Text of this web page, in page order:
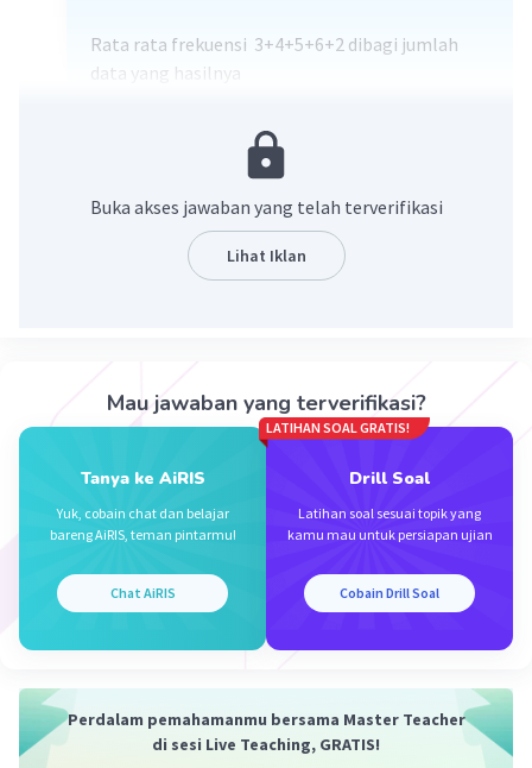
Rata rata frekuensi 3+4+5+6+2 dibagi jumlah
data yang hasilnya
Jadi rata rata frekuensi adalah 4
Maaf klo tidak membantu ya
·5.0
Iklan
Buka akses jawaban yang telah terverifikasi
Lihat Iklan
Mau jawaban yang terverifikasi?
Tanya ke AiRIS
Yuk, cobain chat dan belajar
bareng AiRIS, teman pintarmu!
Chat AiRIS
LATIHAN SOAL GRATIS!
Drill Soal
Latihan soal sesuai topik yang
kamu mau untuk persiapan ujian
Cobain Drill Soal
Perdalam pemahamanmu bersama Master Teacher
di sesi Live Teaching, GRATIS!